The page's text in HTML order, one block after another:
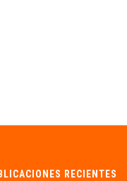
RECIENTES